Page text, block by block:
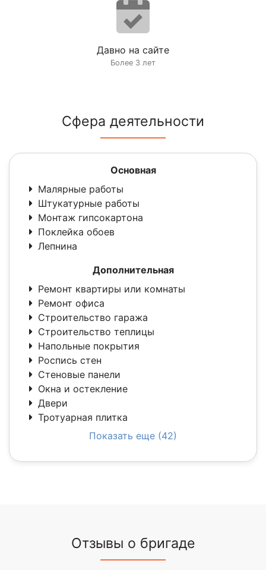
Давно на сайте
Более 3 лет
Сфера деятельности
Основная
Малярные работы
Штукатурные работы
Монтаж гипсокартона
Поклейка обоев
Лепнина
Дополнительная
Ремонт квартиры или комнаты
Ремонт офиса
Строительство гаража
Строительство теплицы
Напольные покрытия
Роспись стен
Стеновые панели
Окна и остекление
Двери
Тротуарная плитка
Показать еще (42)
Отзывы о бригаде